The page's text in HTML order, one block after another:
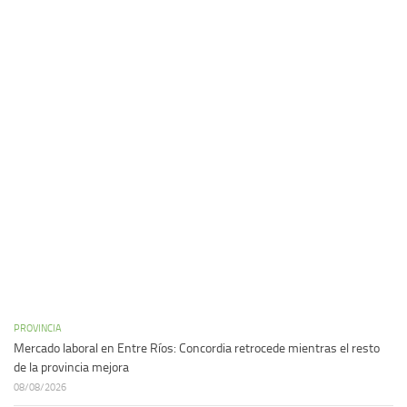
PROVINCIA
Mercado laboral en Entre Ríos: Concordia retrocede mientras el resto
de la provincia mejora
08/08/2026